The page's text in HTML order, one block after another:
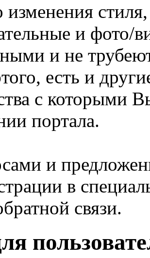
и фото/
и не
есть и
с которыми
портала.
и
в
связи.